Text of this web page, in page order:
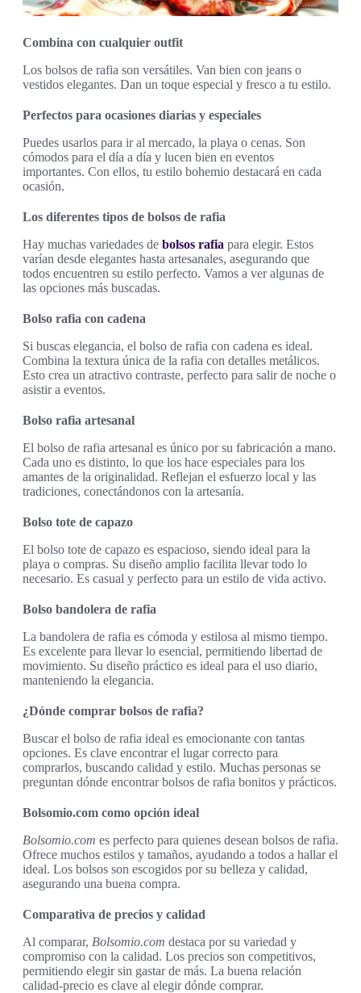
Combina con cualquier outfit
Los bolsos de rafia son versátiles. Van bien con jeans o
vestidos elegantes. Dan un toque especial y fresco a tu estilo.
Perfectos para ocasiones diarias y especiales
Puedes usarlos para ir al mercado, la playa o cenas. Son
cómodos para el día a día y lucen bien en eventos
importantes. Con ellos, tu estilo bohemio destacará en cada
ocasión.
Los diferentes tipos de bolsos de rafia
Hay muchas variedades de bolsos rafia para elegir. Estos
varían desde elegantes hasta artesanales, asegurando que
todos encuentren su estilo perfecto. Vamos a ver algunas de
las opciones más buscadas.
Bolso rafia con cadena
Si buscas elegancia, el bolso de rafia con cadena es ideal.
Combina la textura única de la rafia con detalles metálicos.
Esto crea un atractivo contraste, perfecto para salir de noche o
asistir a eventos.
Bolso rafia artesanal
El bolso de rafia artesanal es único por su fabricación a mano.
Cada uno es distinto, lo que los hace especiales para los
amantes de la originalidad. Reflejan el esfuerzo local y las
tradiciones, conectándonos con la artesanía.
Bolso tote de capazo
El bolso tote de capazo es espacioso, siendo ideal para la
playa o compras. Su diseño amplio facilita llevar todo lo
necesario. Es casual y perfecto para un estilo de vida activo.
Bolso bandolera de rafia
La bandolera de rafia es cómoda y estilosa al mismo tiempo.
Es excelente para llevar lo esencial, permitiendo libertad de
movimiento. Su diseño práctico es ideal para el uso diario,
manteniendo la elegancia.
¿Dónde comprar bolsos de rafia?
Buscar el bolso de rafia ideal es emocionante con tantas
opciones. Es clave encontrar el lugar correcto para
comprarlos, buscando calidad y estilo. Muchas personas se
preguntan dónde encontrar bolsos de rafia bonitos y prácticos.
Bolsomio.com como opción ideal
Bolsomio.com es perfecto para quienes desean bolsos de rafia.
Ofrece muchos estilos y tamaños, ayudando a todos a hallar el
ideal. Los bolsos son escogidos por su belleza y calidad,
asegurando una buena compra.
Comparativa de precios y calidad
Al comparar, Bolsomio.com destaca por su variedad y
compromiso con la calidad. Los precios son competitivos,
permitiendo elegir sin gastar de más. La buena relación
calidad-precio es clave al elegir dónde comprar.